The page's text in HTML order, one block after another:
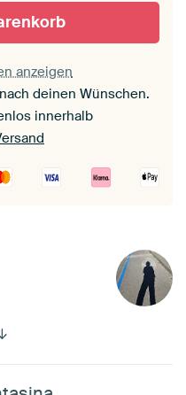
Mit Schattenfugenrahmen,
weiß
anzeigen
deinen Wünschen.
innerhalb